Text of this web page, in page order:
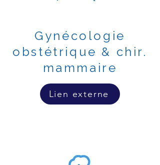
Gynécologie
obstétrique & chir.
mammaire
Lien externe